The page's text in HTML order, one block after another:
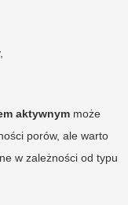
aktywnym może
porów, ale warto
w zależności od typu